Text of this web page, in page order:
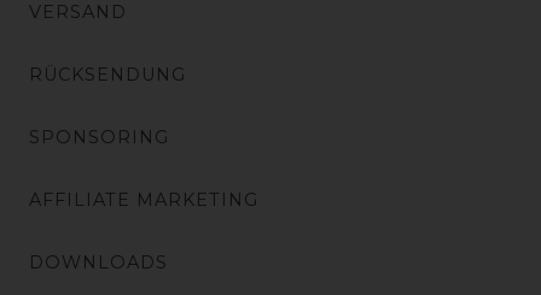
VERSAND
RÜCKSENDUNG
SPONSORING
AFFILIATE MARKETING
DOWNLOADS